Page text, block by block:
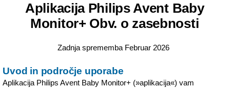
Aplikacija Philips Avent Baby
Monitor+ Obv. o zasebnosti
Zadnja sprememba Februar 2026
Uvod in področje uporabe
Aplikacija Philips Avent Baby Monitor+ (»aplikacija«) vam